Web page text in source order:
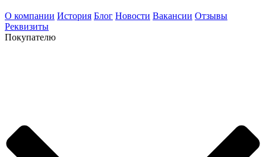
О компании История Блог Новости Вакансии Отзывы
Реквизиты
Покупателю